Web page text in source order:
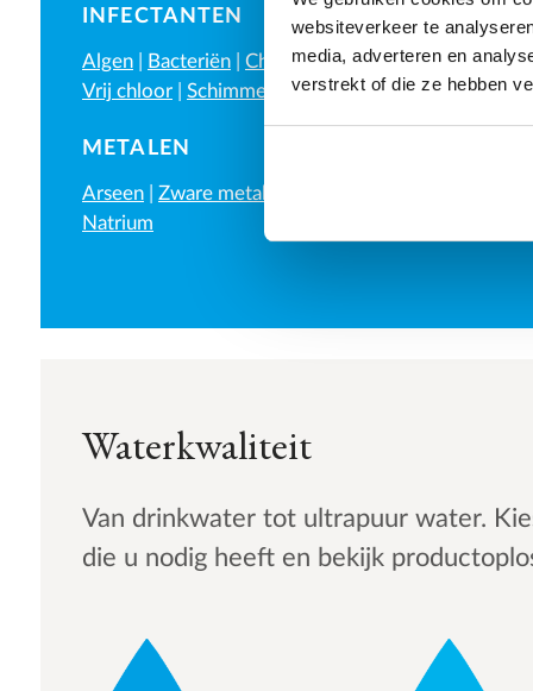
websiteverkeer te
media, adverteren en
verstrekt of die ze hebben
INFECTANTEN
Algen| Bacteriën| Chlooramine|Chloordioxide|
Vrij chloor| Schimmels Virussen
METALEN
Arseen| Zware metalen
Natrium
Waterkwaliteit
Van drinkwater tot ultrapuur water.
die u nodig heeft en bekijk